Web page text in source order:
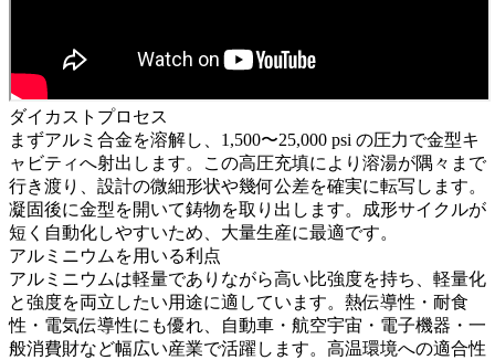
ダイカストプロセス
まずアルミ合金を溶解し、1,500〜25,000 psi の圧力で金型キ
ャビティへ射出します。この高圧充填により溶湯が隅々まで
行き渡り、設計の微細形状や幾何公差を確実に転写します。
凝固後に金型を開いて鋳物を取り出します。成形サイクルが
短く自動化しやすいため、大量生産に最適です。
アルミニウムを用いる利点
アルミニウムは軽量でありながら高い比強度を持ち、軽量化
と強度を両立したい用途に適しています。熱伝導性・耐食
性・電気伝導性にも優れ、自動車・航空宇宙・電子機器・一
般消費財など幅広い産業で活躍します。高温環境への適合性